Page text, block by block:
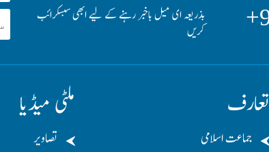
بذریعہ ای میل باخبر رہنے کے لیے ابھی سبسکرائب
کریں
تعارف
جماعت اسلامی
ملٹی میڈیا
تصاویر